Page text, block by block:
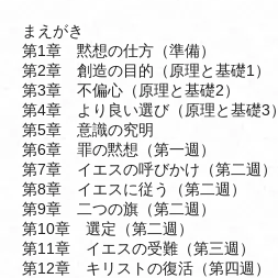
まえがき
第1章 黙想の仕方（準備）
第2章 創造の目的（原理と基礎1）
第3章 不偏心（原理と基礎2）
第4章 より良い選び（原理と基礎3）
第5章 意識の究明
第6章 罪の黙想（第一週）
第7章 イエスの呼びかけ（第二週）
第8章 イエスに従う（第二週）
第9章 二つの旗（第二週）
第10章 選定（第二週）
第11章 イエスの受難（第三週）
第12章 キリストの復活（第四週）